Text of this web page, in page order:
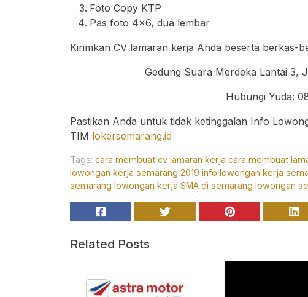
Foto Copy KTP
Pas foto 4×6, dua lembar
Kirimkan CV lamaran kerja Anda beserta berkas-
Gedung Suara Merdeka Lantai 3,
Hubungi Yuda:
Pastikan Anda untuk tidak ketinggalan Info
TIM lokersemarang.id
Tags: cara membuat cv lamaran kerja cara membuat
lowongan kerja semarang 2019 info lowongan kerja
semarang lowongan kerja SMA di semarang lowongan
Related Posts